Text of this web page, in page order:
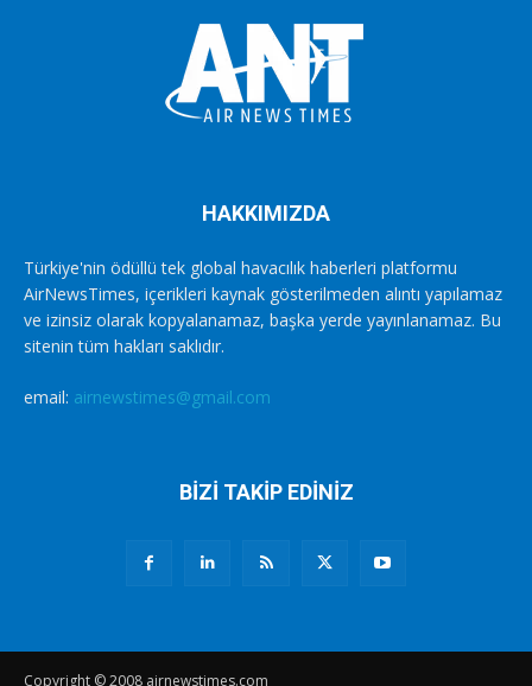
HAKKIMIZDA
Türkiye'nin ödüllü tek global havacılık haberleri platformu
AirNewsTimes, içerikleri kaynak gösterilmeden alıntı yapılamaz
ve izinsiz olarak kopyalanamaz, başka yerde yayınlanamaz. Bu
sitenin tüm hakları saklıdır.
email: airnewstimes@gmail.com
BİZİ TAKİP EDİNİZ
Copyright © 2008 airnewstimes.com